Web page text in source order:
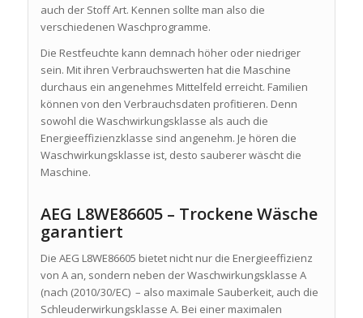
auch der Stoff Art. Kennen sollte man also die
verschiedenen Waschprogramme.
Die Restfeuchte kann demnach höher oder niedriger
sein. Mit ihren Verbrauchswerten hat die Maschine
durchaus ein angenehmes Mittelfeld erreicht. Familien
können von den Verbrauchsdaten profitieren. Denn
sowohl die Waschwirkungsklasse als auch die
Energieeffizienzklasse sind angenehm. Je hören die
Waschwirkungsklasse ist, desto sauberer wäscht die
Maschine.
AEG L8WE86605 – Trockene Wäsche
garantiert
Die AEG L8WE86605 bietet nicht nur die Energieeffizienz
von A an, sondern neben der Waschwirkungsklasse A
(nach (2010/30/EC) – also maximale Sauberkeit, auch die
Schleuderwirkungsklasse A. Bei einer maximalen